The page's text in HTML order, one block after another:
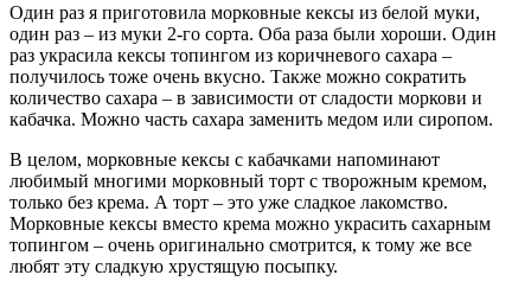
Один раз я приготовила морковные кексы из белой муки,
один раз – из муки 2-го сорта. Оба раза были хороши. Один
раз украсила кексы топингом из коричневого сахара –
получилось тоже очень вкусно. Также можно сократить
количество сахара – в зависимости от сладости моркови и
кабачка. Можно часть сахара заменить медом или сиропом.
В целом, морковные кексы с кабачками напоминают
любимый многими морковный торт с творожным кремом,
только без крема. А торт – это уже сладкое лакомство.
Морковные кексы вместо крема можно украсить сахарным
топингом – очень оригинально смотрится, к тому же все
любят эту сладкую хрустящую посыпку.